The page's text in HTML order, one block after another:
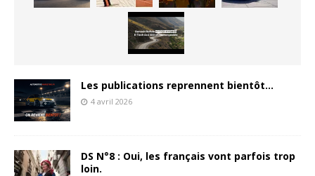
Les publications reprennent bientôt…
4 avril 2026
DS N°8 : Oui, les français vont parfois trop
loin.